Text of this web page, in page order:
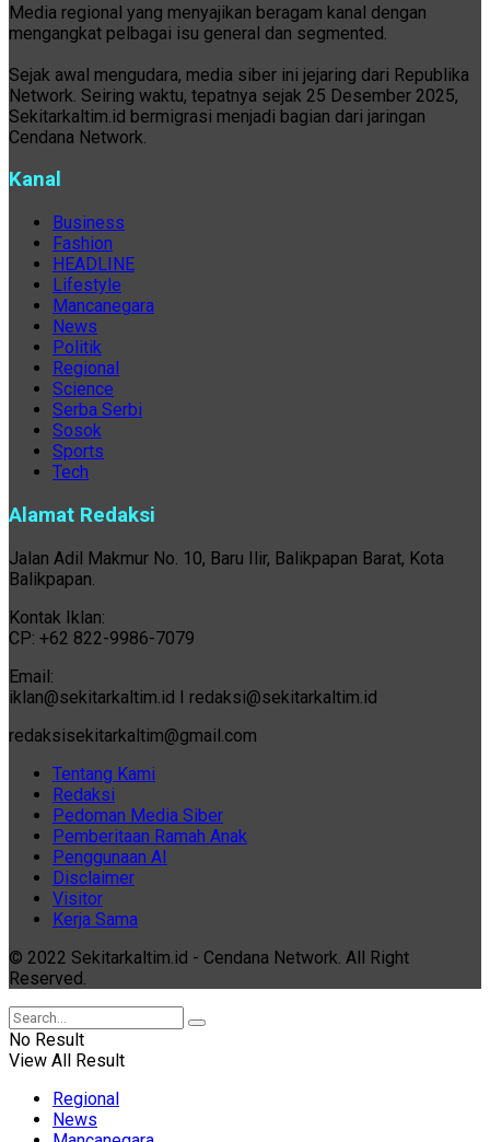
Media regional yang menyajikan beragam kanal dengan
mengangkat pelbagai isu general dan segmented.
Sejak awal mengudara, media siber ini jejaring dari Republika
Network. Seiring waktu, tepatnya sejak 25 Desember 2025,
Sekitarkaltim.id bermigrasi menjadi bagian dari jaringan
Cendana Network.
Kanal
Business
Fashion
HEADLINE
Lifestyle
Mancanegara
News
Politik
Regional
Science
Serba Serbi
Sosok
Sports
Tech
Alamat Redaksi
Jalan Adil Makmur No. 10, Baru Ilir, Balikpapan Barat, Kota
Balikpapan.
Kontak Iklan:
CP: +62 822-9986-7079
Email:
iklan@sekitarkaltim.id I redaksi@sekitarkaltim.id
redaksisekitarkaltim@gmail.com
Tentang Kami
Redaksi
Pedoman Media Siber
Pemberitaan Ramah Anak
Penggunaan AI
Disclaimer
Visitor
Kerja Sama
© 2022 Sekitarkaltim.id - Cendana Network. All Right
Reserved.
No Result
View All Result
Regional
News